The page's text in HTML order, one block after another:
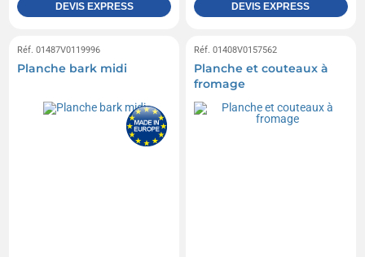
DEVIS EXPRESS DEVIS EXPRESS
Réf. 01487V0119996
Planche bark midi
Réf. 01408V0157562
Planche et couteaux à
fromage